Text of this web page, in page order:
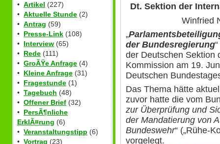
• Artikel (227)
• Aktuelle Stunde (2)
• Antrag (59)
• Presse-Link (108)
• Interview (65)
• Rede (111)
• GroÃŸe Anfrage (4)
• Kleine Anfrage (31)
• Fragestunde (1)
• Tagebuch (48)
• Offener Brief (32)
• PersÃ¶nliche
ErklÃ¤rung (6)
• Veranstaltungstipp (6)
• Vortrag (23)
Dt. Sektion der
Winfried
„
der Bundesregierung
der Deutschen Sektion
Kommission am 19.
Deutschen
Das Thema hätte
zuvor hatte die vom
zur Überprüfung und
der Mandatierung von
Bundeswehr“ („Rühe-
vorgelegt.